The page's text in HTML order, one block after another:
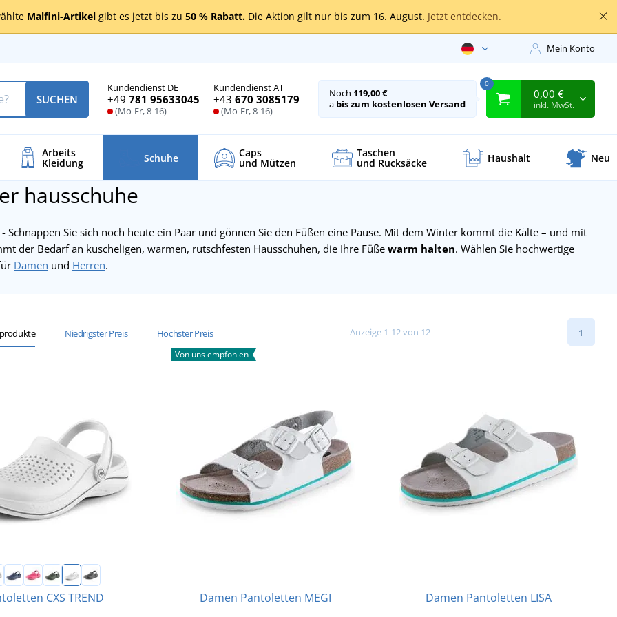
Malfini-Artikel gibt es jetzt bis zu 50 % Rabatt. Die Aktion gilt nur bis zum 16. August. Jetzt entdecken.
Mein Konto
Kundendienst DE
+49 781 95633045
(Mo-Fr, 8-16)
Kundendienst AT
+43 670 3085179
(Mo-Fr, 8-16)
SUCHEN Noch 119,00 €
a bis zum kostenlosen Versand
0
0,00 €
inkl. MwSt.
Arbeits
Kleidung Schuhe Caps
und Mützen
Taschen
und Rucksäcke Haushalt Neu
hausschuhe
- Schnappen Sie sich noch heute ein Paar und gönnen Sie den Füßen eine Pause. Mit dem Winter kommt die Kälte – und mit
der Bedarf an kuscheligen, warmen, rutschfesten Hausschuhen, die Ihre Füße warm halten. Wählen Sie hochwertige
Damen und Herren.
Niedrigster Preis Höchster Preis Anzeige 1-12 von 12 1
CXS TREND
Von uns empfohlen
Damen Pantoletten MEGI Damen Pantoletten LISA